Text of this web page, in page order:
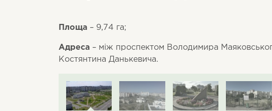
Площа – 9,74 га;
Адреса – між проспектом Володимира
Костянтина Данькевича.